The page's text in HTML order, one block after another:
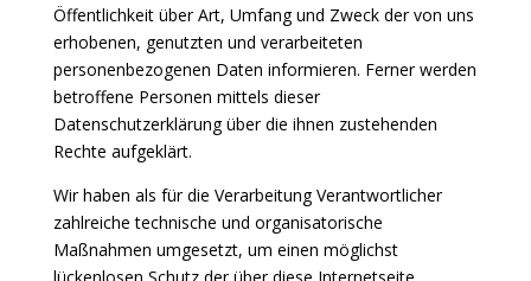
Öffentlichkeit über Art, Umfang und Zweck der von uns
erhobenen, genutzten und verarbeiteten
personenbezogenen Daten informieren. Ferner werden
betroffene Personen mittels dieser
Datenschutzerklärung über die ihnen zustehenden
Rechte aufgeklärt.
Wir haben als für die Verarbeitung Verantwortlicher
zahlreiche technische und organisatorische
Maßnahmen umgesetzt, um einen möglichst